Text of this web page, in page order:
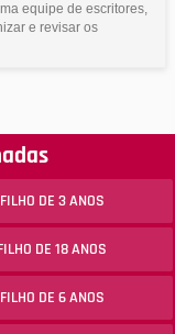
equipe de escritores,
e revisar os
FILHO DE 3 ANOS
DE 18 ANOS
FILHO DE 6 ANOS